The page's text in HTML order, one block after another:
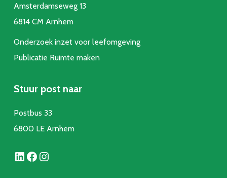
Amsterdamseweg 13
6814 CM Arnhem
Onderzoek inzet voor leefomgeving
Publicatie Ruimte maken
Stuur post naar
Postbus 33
6800 LE Arnhem
LinkedIn Facebook Instagram